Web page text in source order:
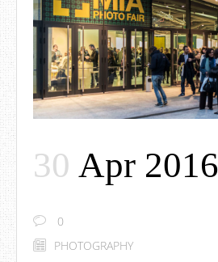
30 Apr 2016
0
PHOTOGRAPHY